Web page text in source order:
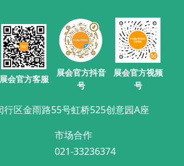
展会官方客服
展会官方抖音
号
展会官方视频
号
行区金雨路55号虹桥525创意园A座
市场合作
021-33236374